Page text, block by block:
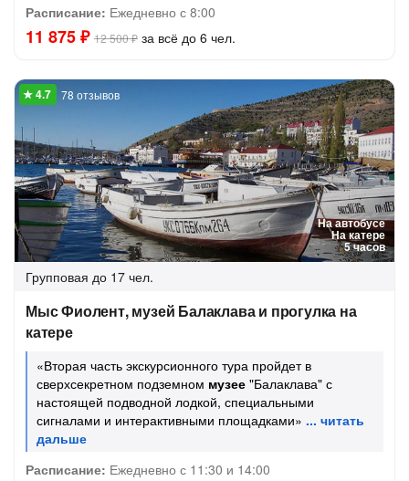
Расписание: Ежедневно с 8:00
11 875 ₽ 12 500 ₽ за всё до 6 чел.
На автобусе
На катере
5 часов
78 отзывов
Групповая до 17 чел.
Мыс Фиолент, музей Балаклава и прогулка на
катере
«Вторая часть экскурсионного тура пройдет в
сверхсекретном подземном музее "Балаклава" с
настоящей подводной лодкой, специальными
сигналами и интерактивными площадками»
Расписание: Ежедневно с 11:30 и 14:00